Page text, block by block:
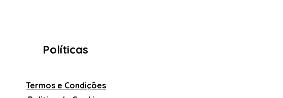
Políticas
Termos e Condições